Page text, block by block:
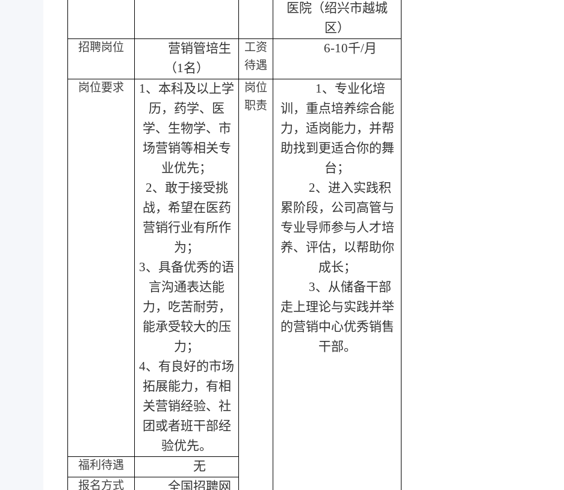
医院 （绍兴市越城
区）
招聘岗位
营销管培生
（1名）
工资
待遇
6-10千/月
岗位要求
1、本科及以上学
历，药学、医
学、生物学、市
场营销等相关专
业优先；
2、敢于接受挑
战，希望在医药
营销行业有所作
为；
3、具备优秀的语
言沟通表达能
力，吃苦耐劳，
能承受较大的压
力；
4、有良好的市场
拓展能力，有相
关营销经验、社
团或者班干部经
验优先。
岗位
职责
1、专业化培
训，重点培养综合能
力，适岗能力，并帮
助找到更适合你的舞
台；
2、进入实践积
累阶段，公司高管与
专业导师参与人才培
养、评估，以帮助你
成长；
3、从储备干部
走上理论与实践并举
的营销中心优秀销售
干部。
福利待遇 无
报名方式 全国招聘网